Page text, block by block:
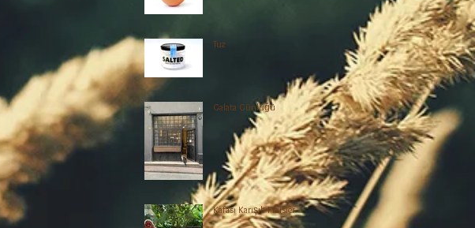
Tuz
Galata Günlüğü
Kafası Karışık Fraisier